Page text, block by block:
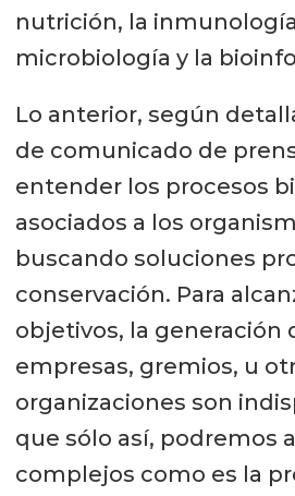
nutrición, la
microbiología y la
Lo anterior, según
de comunicado de
entender los procesos
asociados a los
buscando soluciones
conservación. Para
objetivos, la generación
empresas, gremios, u
organizaciones son
que sólo así, podremos
complejos como es la